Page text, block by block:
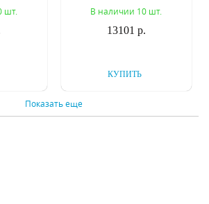
шт. В наличии 10 шт.
13101 р.
КУПИТЬ
Показать еще